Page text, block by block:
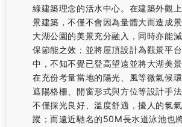
綠建築理念的活水中心。在建築外觀
景建築，不僅不會因為量體大而造成
大湖公園的美景充分融入，同時亦能
保節能之效；並將屋頂設計為觀景平
中，不知不覺已登高望遠並將大湖美
在充份考量當地的陽光、風等微氣候
遮陽格柵、開窗形式與方位等設計手
不僅採光良好、溫度舒適，擾人的氯
蹤；而遠近馳名的50M長水道泳池也